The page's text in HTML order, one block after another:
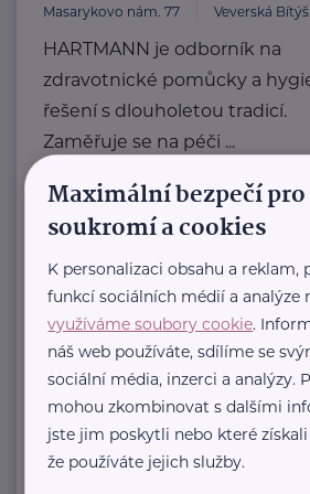
Masarykovo nám. 77 Veverská
HARTMANN je odborník na
zdravotnické pomůcky a
řešení s dlouholetou tradicí.
Zaměřuje se na péči ...
https://
+420 800 100 150
Bronzový partner
RADA SENIORŮ ČR
Politických vězňů 1419/11 Praha 1
Poskytujeme bezplatné
právní poradentství pro
Maximální bezpečí pro
soukromí a cookies
K personalizaci obsahu a reklam,
funkcí sociálních médií a analýze
využíváme soubory cookie.
náš web používáte, sdílíme se
sociální média, inzerci a analýzy.
mohou zkombinovat s dalšími
jste jim poskytli nebo které
že používáte jejich služby.